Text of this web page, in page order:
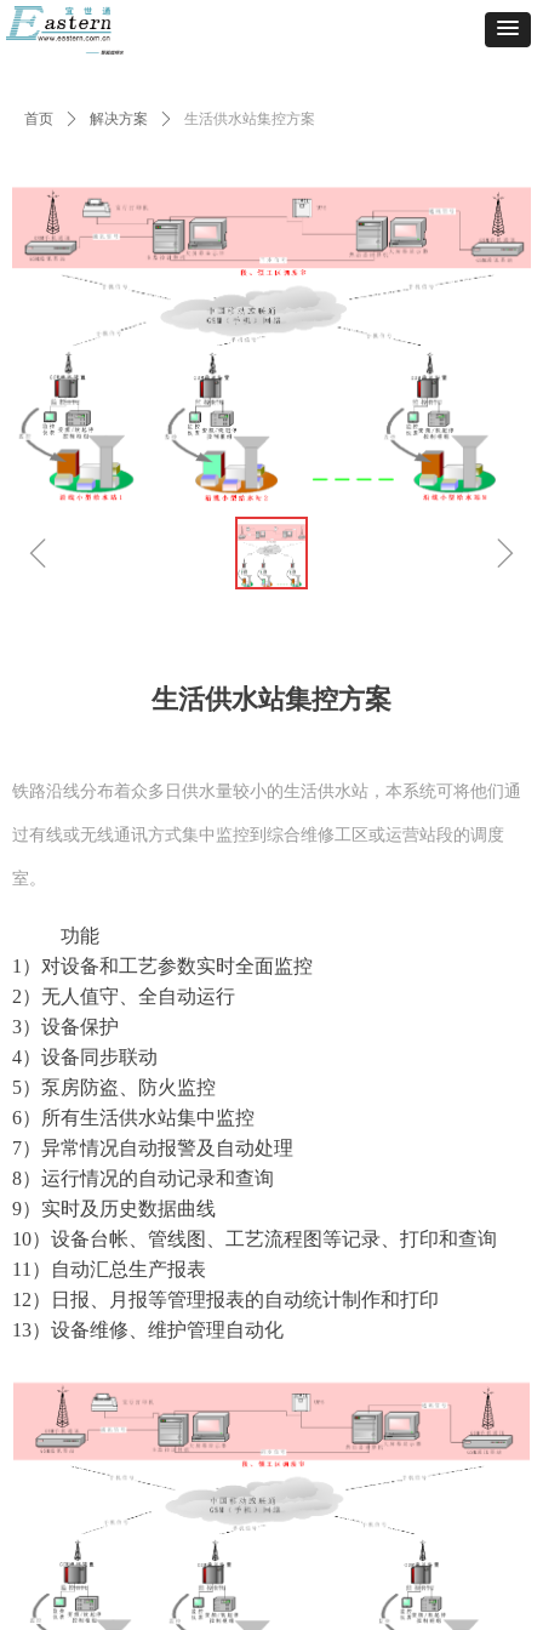
首页 ꄲ 解决方案 ꄲ 生活供水站集控方案
生活供水站集控方案
铁路沿线分布着众多日供水量较小的生活供水站，本系统可将他们通
过有线或无线通讯方式集中监控到综合维修工区或运营站段的调度
室。
功能
1 ） 对设备和工艺参数实时全面监控
2）无人值守、全自动运行
3）设备保护
4） 设备同步联动
5） 泵房防盗、防火监控
6）所有生活供水站集中监控
7） 异常情况自动报警及自动处理
8）运行情况的自动记录和查询
9）实时及历史数据曲线
10）设备台帐、管线图、工艺流程图等记录、打印和查询
11 ）自动汇总生产报表
12）
日报、月报等管理报表的自动统计制作和打印
13）设备维修、维护管理自动化
ꁆ ꁇ